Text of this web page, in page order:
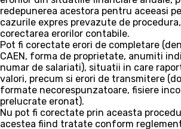
redepunerea acestora pentru aceeasi
cazurile expres prevazute de
corectarea erorilor contabile.
Pot fi corectate erori de completare
CAEN, forma de proprietate, anumiti
numar de salariati), situatii in care
valori, precum si erori de transmitere
formate necorespunzatoare, fisiere
prelucrate eronat).
Nu pot fi corectate prin aceasta
acestea fiind tratate conform